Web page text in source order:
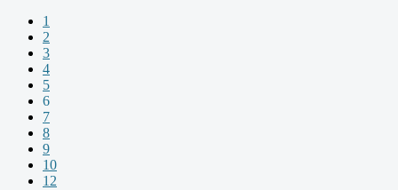
1
2
3
4
5
6
7
8
9
10
12